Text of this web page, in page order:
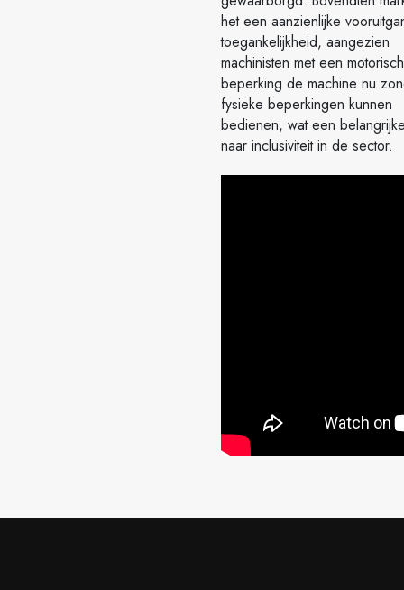
het een aanzienlijke
toegankelijkheid, aangezien
machinisten met een
beperking de machine nu
fysieke beperkingen kunnen
bedienen, wat een
naar inclusiviteit in de sector.